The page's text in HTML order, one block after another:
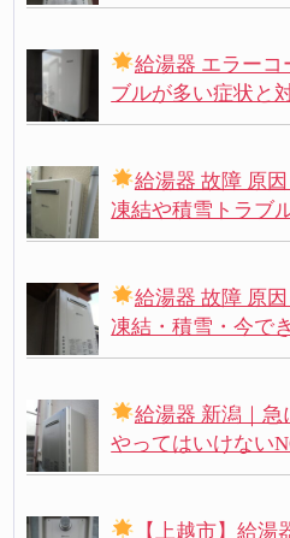
給湯器 エラーコ
ブルが多い症状と
給湯器 故障 原
凍結や積雪トラブ
給湯器 故障 原
凍結・積雪・今で
給湯器 新潟｜
やってはいけない
【上越市】給